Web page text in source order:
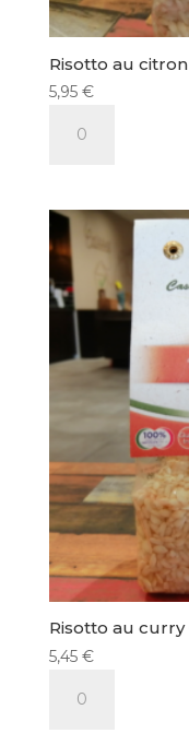
Risotto au
5,95 €
citron
RICETTE
DELLA
NONNA
Risotto au curry
5,45 €